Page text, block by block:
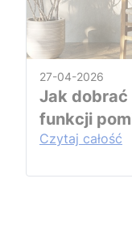
27-04-2026
Jak dobrać
funkcji
Czytaj całość